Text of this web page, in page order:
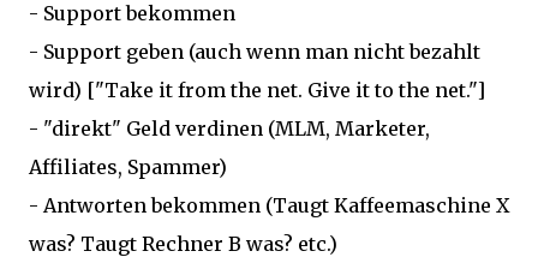
- Support bekommen
- Support geben (auch wenn man nicht bezahlt
wird) ["Take it from the net. Give it to the net."]
- "direkt" Geld verdinen (MLM, Marketer,
Affiliates, Spammer)
- Antworten bekommen (Taugt Kaffeemaschine X
was? Taugt Rechner B was? etc.)